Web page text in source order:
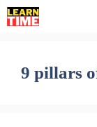
Skip
to
9 pillars